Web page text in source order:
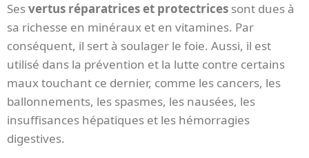
Sesvertus réparatrices et protectrices sont dues à
sa richesse en minéraux et en vitamines. Par
conséquent, il sert à soulager le foie. Aussi, il est
utilisé dans la prévention et la lutte contre certains
maux touchant ce dernier, comme les cancers, les
ballonnements, les spasmes, les nausées, les
insuffisances hépatiques et les hémorragies
digestives.